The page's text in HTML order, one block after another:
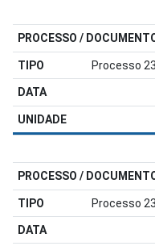
Processo
Processo